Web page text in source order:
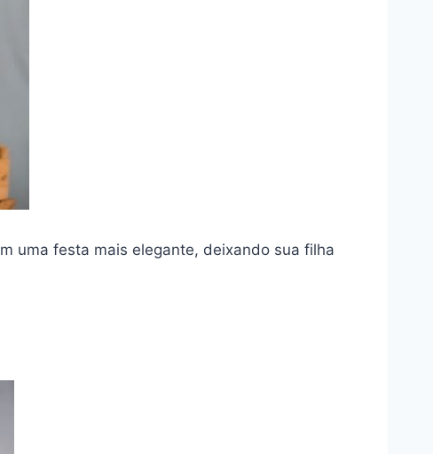
uma festa mais elegante, deixando sua filha